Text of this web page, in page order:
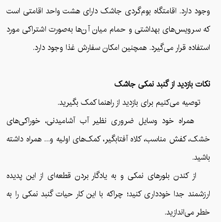
وجود دارد. اقامتگاه بوم‌گردی جاشک دارای هشت واحد اقامتی است
که سرویس‌های بهداشتی و حمام میان آن‌ها به‌صورت اشتراکی مورد
استفاده قرار می‌گیرد. همچنین امکان سفارش غذا وجود دارد.
نکات بازدید از گنبد نمکی جاشک
توصیه می‌کنیم برای بازدید از راهنما کمک بگیرید.
همراه خود وسایل ضروری نظیر آب آشامیدنی، خوراکی‌های
خشک، کفش مناسب، کلاه آفتابگیر، کمک‌های اولیه و... همراه داشته
باشید.
از کندن بلورهای نمکی و به یادگار بردن قطعه‌ای از این پدیده
ارزشمند جدا خودداری کنید؛ چراکه با این کار حیات گنبد نمکی را به
خطر می‌اندازید.